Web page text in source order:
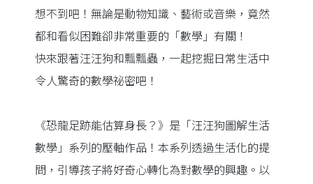
想不到吧！無論是動物知識、藝術或音樂，竟然
都和看似困難卻非常重要的「數學」有關！
快來跟著汪汪狗和瓢瓢蟲，一起挖掘日常生活中
令人驚奇的數學祕密吧！
《恐龍足跡能估算身長？》是「汪汪狗圖解生活
數學」系列的壓軸作品！本系列透過生活化的提
問，引導孩子將好奇心轉化為對數學的興趣。以